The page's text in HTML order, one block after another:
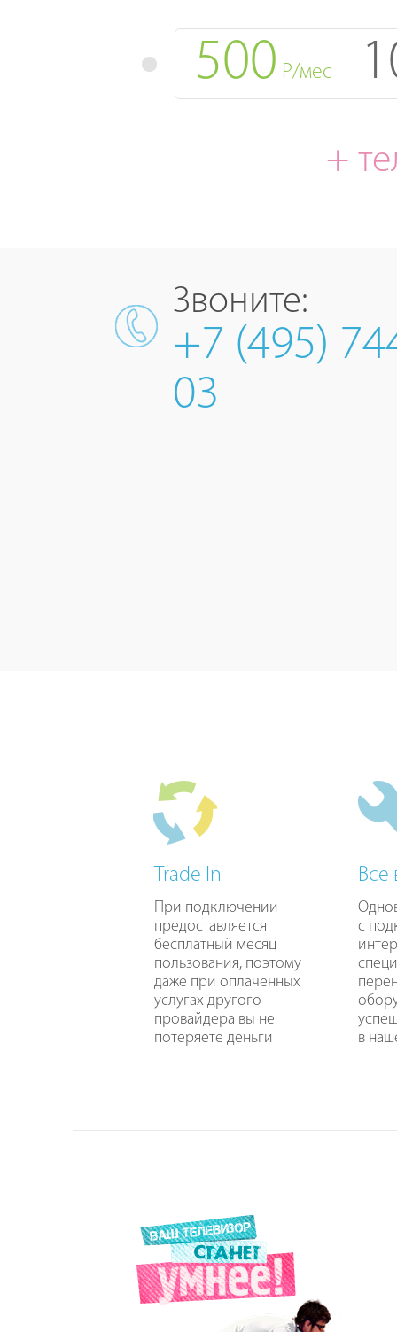
500 Р/мес
+
Звоните:
+7 (495)
03
Trade In
При подключении
предоставляется
бесплатный месяц
пользования, поэтому
даже при оплаченных
услугах другого
провайдера вы не
потеряете деньги
Все
с
в